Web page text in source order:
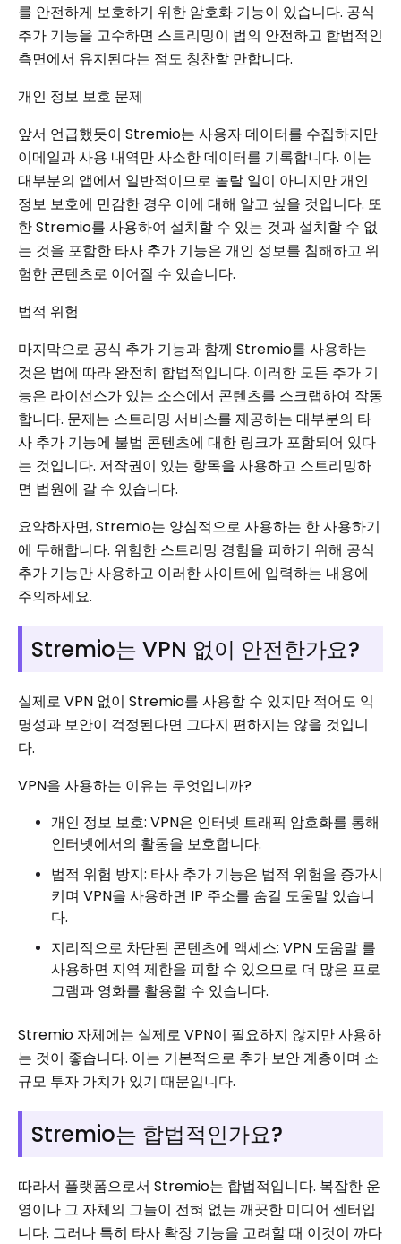
를 안전하게 보호하기 위한 암호화 기능이 있습니다. 공식
추가 기능을 고수하면 스트리밍이 법의 안전하고 합법적인
측면에서 유지된다는 점도 칭찬할 만합니다.
개인 정보 보호 문제
앞서 언급했듯이 Stremio는 사용자 데이터를 수집하지만
이메일과 사용 내역만 사소한 데이터를 기록합니다. 이는
대부분의 앱에서 일반적이므로 놀랄 일이 아니지만 개인
정보 보호에 민감한 경우 이에 대해 알고 싶을 것입니다. 또
한 Stremio를 사용하여 설치할 수 있는 것과 설치할 수 없
는 것을 포함한 타사 추가 기능은 개인 정보를 침해하고 위
험한 콘텐츠로 이어질 수 있습니다.
법적 위험
마지막으로 공식 추가 기능과 함께 Stremio를 사용하는
것은 법에 따라 완전히 합법적입니다. 이러한 모든 추가 기
능은 라이선스가 있는 소스에서 콘텐츠를 스크랩하여 작동
합니다. 문제는 스트리밍 서비스를 제공하는 대부분의 타
사 추가 기능에 불법 콘텐츠에 대한 링크가 포함되어 있다
는 것입니다. 저작권이 있는 항목을 사용하고 스트리밍하
면 법원에 갈 수 있습니다.
요약하자면, Stremio는 양심적으로 사용하는 한 사용하기
에 무해합니다. 위험한 스트리밍 경험을 피하기 위해 공식
추가 기능만 사용하고 이러한 사이트에 입력하는 내용에
주의하세요.
Stremio는 VPN 없이 안전한가요?
실제로 VPN 없이 Stremio를 사용할 수 있지만 적어도 익
명성과 보안이 걱정된다면 그다지 편하지는 않을 것입니
다.
VPN을 사용하는 이유는 무엇입니까?
개인 정보 보호: VPN은 인터넷 트래픽 암호화를 통해
인터넷에서의 활동을 보호합니다.
법적 위험 방지: 타사 추가 기능은 법적 위험을 증가시
키며 VPN을 사용하면 IP 주소를 숨길 도움말 있습니
다.
지리적으로 차단된 콘텐츠에 액세스: VPN 도움말 를
사용하면 지역 제한을 피할 수 있으므로 더 많은 프로
그램과 영화를 활용할 수 있습니다.
Stremio 자체에는 실제로 VPN이 필요하지 않지만 사용하
는 것이 좋습니다. 이는 기본적으로 추가 보안 계층이며 소
규모 투자 가치가 있기 때문입니다.
Stremio는 합법적인가요?
따라서 플랫폼으로서 Stremio는 합법적입니다. 복잡한 운
영이나 그 자체의 그늘이 전혀 없는 깨끗한 미디어 센터입
니다. 그러나 특히 타사 확장 기능을 고려할 때 이것이 까다